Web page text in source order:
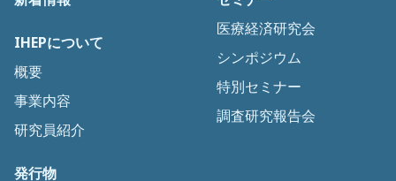
IHEPについて
概要
事業内容
研究員紹介
医療経済研究会
シンポジウム
特別セミナー
調査研究報告会
発行物